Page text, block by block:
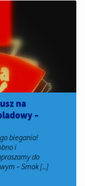
na
–
biegania!
i
do
– Smak [...]